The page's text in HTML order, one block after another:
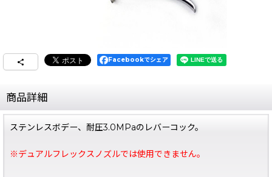
Facebookでシェア
商品詳細
ステンレスボデー、耐圧3.0MPaのレバーコック。
※デュアルフレックスノズルでは使用できません。